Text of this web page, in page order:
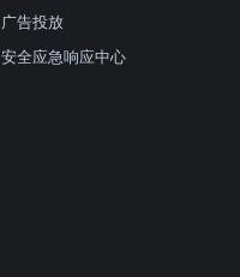
广告投放
安全应急响应中心